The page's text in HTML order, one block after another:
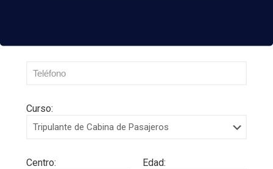
Curso:
Centro: Edad: